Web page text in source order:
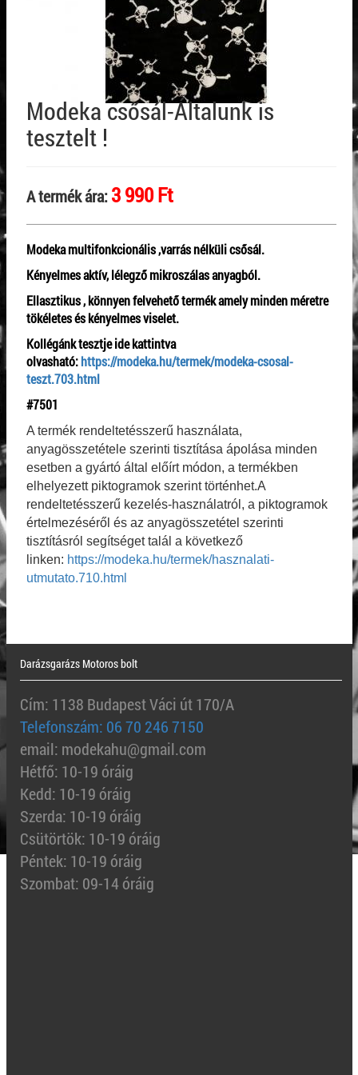
Modeka csősál-Általunk is
tesztelt !
A termék ára:3 990 Ft
Modeka multifonkcionális ,varrás nélküli csősál.
Kényelmes aktív, lélegző mikroszálas anyagból.
Ellasztikus , könnyen felvehető termék amely minden méretre
tökéletes és kényelmes viselet.
Kollégánk tesztje ide kattintva
olvasható:https://modeka.hu/termek/modeka-csosal-
teszt.703.html
#7501
A termék rendeltetésszerű használata,
anyagösszetétele szerinti tisztítása ápolása minden
esetben a gyártó által előírt módon, a termékben
elhelyezett piktogramok szerint történhet.A
rendeltetésszerű kezelés-használatról, a piktogramok
értelmezéséről és az anyagösszetétel szerinti
tisztításról segítséget talál a következő
linken: https://modeka.hu/termek/hasznalati-
utmutato.710.html
Darázsgarázs Motoros bolt
Cím: 1138 Budapest Váci út 170/A
Telefonszám: 06 70 246 7150
email: modekahu@gmail.com
Hétfő: 10-19 óráig
Kedd: 10-19 óráig
Szerda: 10-19 óráig
Csütörtök: 10-19 óráig
Péntek: 10-19 óráig
Szombat: 09-14 óráig